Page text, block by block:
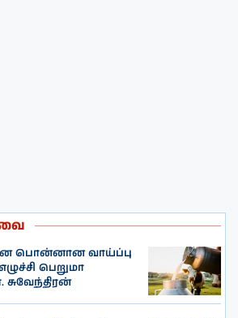
பொன்னான வாய்ப்பு
பெறுமா